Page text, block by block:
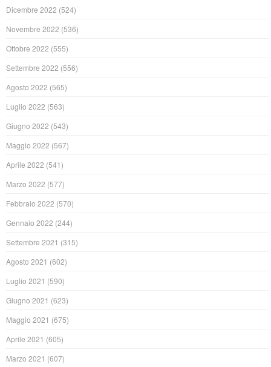
Dicembre 2022 (524)
Novembre 2022 (536)
Ottobre 2022 (555)
Settembre 2022 (556)
Agosto 2022 (565)
Luglio 2022 (563)
Giugno 2022 (543)
Maggio 2022 (567)
Aprile 2022 (541)
Marzo 2022 (577)
Febbraio 2022 (570)
Gennaio 2022 (244)
Settembre 2021 (315)
Agosto 2021 (602)
Luglio 2021 (590)
Giugno 2021 (623)
Maggio 2021 (675)
Aprile 2021 (605)
Marzo 2021 (607)